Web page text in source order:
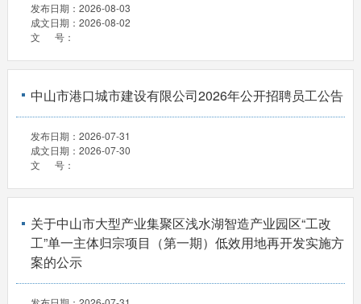
发布日期： 2026-08-03
成文日期： 2026-08-02
文 号：
中山市港口城市建设有限公司2026年公开招聘员工公告
发布日期： 2026-07-31
成文日期： 2026-07-30
文 号：
关于中山市大型产业集聚区浅水湖智造产业园区“工改
工”单一主体归宗项目（第一期）低效用地再开发实施方
案的公示